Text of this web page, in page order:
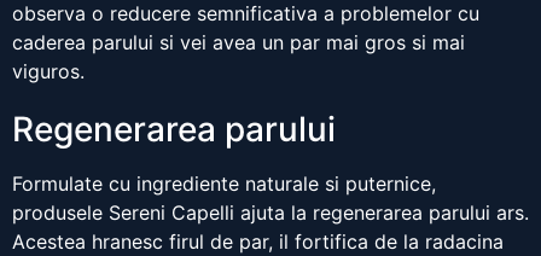
observa o reducere semnificativa a problemelor cu
caderea parului si vei avea un par mai gros si mai
viguros.
Regenerarea parului
Formulate cu ingrediente naturale si puternice,
produsele Sereni Capelli ajuta la regenerarea parului ars.
Acestea hranesc firul de par, il fortifica de la radacina